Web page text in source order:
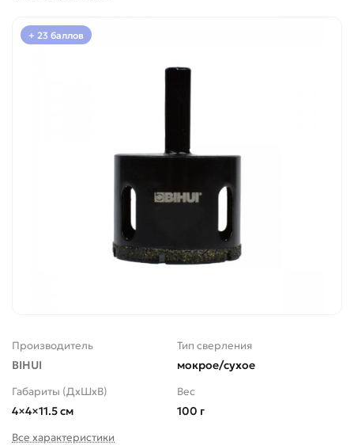
+ 23 баллов
Производитель
BIHUI
Тип сверления
мокрое/сухое
Габариты (ДхШхВ)
4×4×11.5 см
Вес
100 г
Все характеристики